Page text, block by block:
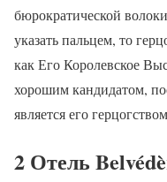
бюрократической
указать пальцем, то
как Его Королевское
хорошим кандидатом,
является его
2 Отель